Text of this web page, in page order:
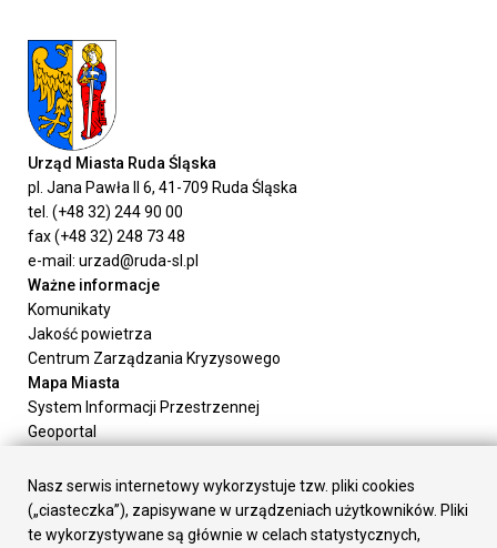
Urząd Miasta Ruda Śląska
pl. Jana Pawła II 6, 41-709 Ruda Śląska
tel. (+48 32) 244 90 00
fax (+48 32) 248 73 48
e-mail: urzad@ruda-sl.pl
Ważne informacje
Komunikaty
Jakość powietrza
Centrum Zarządzania Kryzysowego
Mapa Miasta
System Informacji Przestrzennej
Geoportal
Załatw sprawę
Prezydent Miasta
Rada Miasta
Nasz serwis internetowy wykorzystuje tzw. pliki cookies
(„ciasteczka”), zapisywane w urządzeniach użytkowników. Pliki
te wykorzystywane są głównie w celach statystycznych,